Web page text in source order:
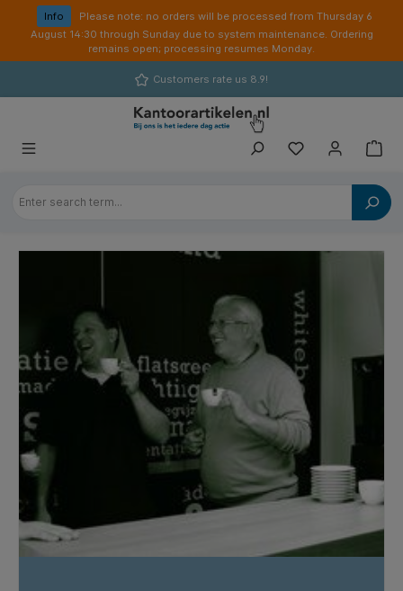
content
Info
Please note: no orders will be processed from Thursday 6
August 14:30 through Sunday due to system maintenance. Ordering
remains open; processing resumes Monday.
Customers rate us 8.9!